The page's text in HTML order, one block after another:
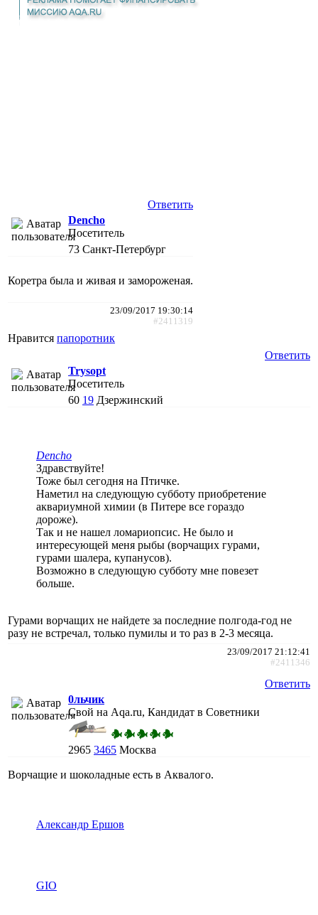
Ответить
Dencho
Посетитель
73 Санкт-Петербург
Коретра была и живая и замороженая.
23/09/2017 19:30:14
#2411319
Нравится папоротник
Ответить
Trysopt
Посетитель
60 19 Дзержинский
Dencho
Здравствуйте!
Тоже был сегодня на Птичке.
Наметил на следующую субботу приобретение
аквариумной химии (в Питере все гораздо
дороже).
Так и не нашел ломариопсис. Не было и
интересующей меня рыбы (ворчащих гурами,
гурами шалера, купанусов).
Возможно в следующую субботу мне повезет
больше.
Гурами ворчащих не найдете за последние полгода-год не
разу не встречал, только пумилы и то раз в 2-3 месяца.
23/09/2017 21:12:41
#2411346
Ответить
0льчик
Свой на Aqa.ru, Кандидат в Советники
2965 3465 Москва
Ворчащие и шоколадные есть в Аквалого.
Александр Ершов
GIO